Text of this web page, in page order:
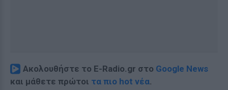
Ακολουθήστε το E-Radio.gr στο Google News
και μάθετε πρώτοι τα πιο hot νέα.